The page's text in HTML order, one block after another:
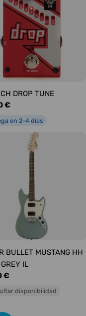
DROP TUNE
€
en 2-4 días
BULLET MUSTANG HH
IL
€
disponibilidad